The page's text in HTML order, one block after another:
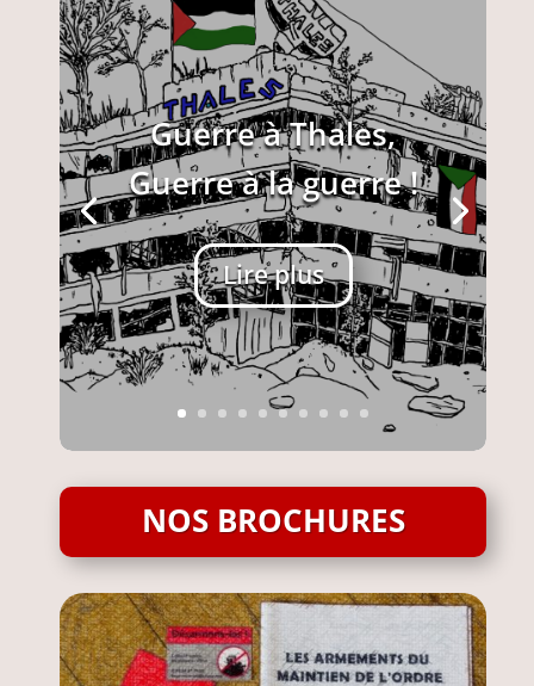
Guerre à Thales,
Guerre à la guerre !
Lire plus
NOS BROCHURES